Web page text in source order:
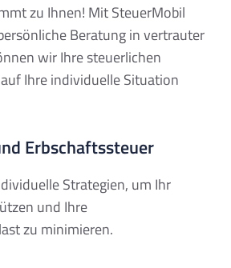
zu Ihnen! Mit SteuerMobil
Beratung in vertrauter
wir Ihre steuerlichen
Ihre individuelle Situation
Erbschaftssteuer
Strategien, um Ihr
und Ihre
zu minimieren.